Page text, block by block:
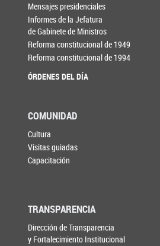
Mensajes presidenciales
Informes de la Jefatura
de Gabinete de Ministros
Reforma constitucional de 1949
Reforma constitucional de 1994
ÓRDENES DEL DÍA
COMUNIDAD
Cultura
Visitas guiadas
Capacitación
TRANSPARENCIA
Dirección de Transparencia
y Fortalecimiento Institucional